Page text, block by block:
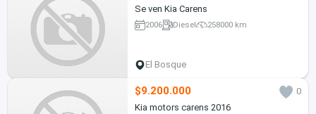
Se ven Kia Carens
2006 Diesel 258000 km
El Bosque
$9.200.000
0
Kia motors carens 2016